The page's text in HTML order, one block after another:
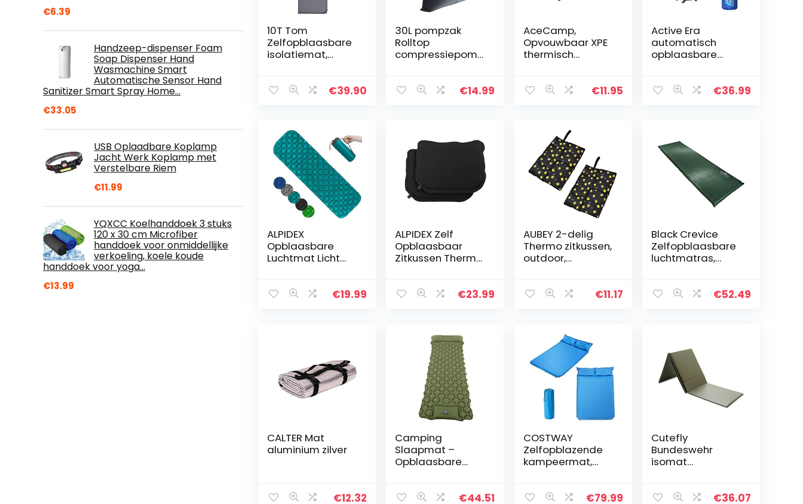
€6.39
Handzeep-dispenser Foam
Soap Dispenser Hand
Wasmachine Smart
Automatische Sensor Hand
Sanitizer Smart Spray Home…
€33.05
USB Oplaadbare Koplamp
Jacht Werk Koplamp met
Verstelbare Riem
€11.99
YQXCC Koelhanddoek 3 stuks
120 x 30 cm Microfiber
handdoek voor onmiddellijke
verkoeling, koele koude
handdoek voor yoga…
€13.99
10T Tom
Zelfopblaasbare
isolatiemat,
luchtmatras€39.90
30L pompzak
Rolltop
compressiepomp
mm
€14.99
AceCamp,
Opvouwbaar XPE
thermisch
isolerend, in rood
€11.95
Active Era
automatisch
opblaasbare
luchtzakken |
schuim
€36.99
ALPIDEX
Opblaasbare
Luchtmat Licht
Luchtbed Outdoor
€19.99
ALPIDEX Zelf
Opblaasbaar
Zitkussen Thermo
Thick Draagbaar
€23.99
AUBEY 2-delig
Thermo zitkussen,
outdoor,
outdoor,
€11.17
Black Crevice
Zelfopblaasbare
luchtmatras,
slaapmat,
€52.49
CALTER Mat
aluminium zilver
€12.32
Camping
Slaapmat –
Opblaasbare
Slaapmat voor
€44.51
COSTWAY
Zelfopblazende
kampeermat,
met kussens, snel
€79.99
Cutefly
Bundeswehr
isomat
€36.07